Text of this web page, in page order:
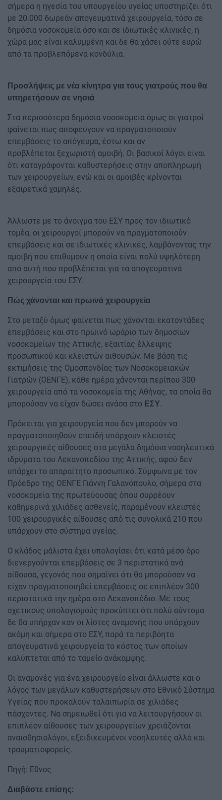
σήμερα η ηγεσία του υπουργείου υγείας υποστηρίζει ότι
με 20.000 δωρεάν απογευματινά χειρουργεία, τόσο σε
δημόσια νοσοκομεία όσο και σε ιδιωτικές κλινικές, η
χώρα μας είναι καλυμμένη και δε θα χάσει ούτε ευρώ
από τα προβλεπόμενα κονδύλια.
Προσλήψεις με νέα κίνητρα για τους γιατρούς που θα
υπηρετήσουν σε νησιά
Στα περισσότερα δημόσια νοσοκομεία όμως οι γιατροί
φαίνεται πως αποφεύγουν να πραγματοποιούν
επεμβάσεις το απόγευμα, έστω και αν
προβλέπεται ξεχωριστή αμοιβή. Οι βασικοί λόγοι είναι
ότι καταγράφονται καθυστερήσεις στην αποπληρωμή
των χειρουργείων, ενώ και οι αμοιβές κρίνονται
εξαιρετικά χαμηλές.
Άλλωστε με το άνοιγμα του ΕΣΥ προς τον ιδιωτικό
τομέα, οι χειρουργοί μπορούν να πραγματοποιούν
επεμβάσεις και σε ιδιωτικές κλινικές, λαμβάνοντας την
αμοιβή που επιθυμούν η οποία είναι πολύ υψηλότερη
από αυτή που προβλέπεται για τα απογευματινά
χειρουργεία του ΕΣΥ.
Πώς χάνονται και πρωινά χειρουργεία
Στο μεταξύ όμως φαίνεται πως χάνονται εκατοντάδες
επεμβάσεις και στο πρωινό ωράριο των δημοσίων
νοσοκομείων της Αττικής, εξαιτίας έλλειψης
προσωπικού και κλειστών αιθουσών. Με βάση τις
εκτιμήσεις της Ομοσπονδίας των Νοσοκομειακών
Γιατρών (ΟΕΝΓΕ), κάθε ημέρα χάνονται περίπου 300
χειρουργεία από τα νοσοκομεία της Αθήνας, τα οποία θα
μπορούσαν να είχαν δώσει ανάσα στο ΕΣΥ.
Πρόκειται για χειρουργεία που δεν μπορούν να
πραγματοποιηθούν επειδή υπάρχουν κλειστές
χειρουργικές αίθουσες στα μεγάλα δημόσια νοσηλευτικά
ιδρύματα του Λεκανοπεδίου της Αττικής, αφού δεν
υπάρχει το απαραίτητο προσωπικό. Σύμφωνα με τον
Πρόεδρο της ΟΕΝΓΕ Γιάννη Γαλανόπουλο, σήμερα στα
νοσοκομεία της πρωτεύουσας όπου συρρέουν
καθημερινά χιλιάδες ασθενείς, παραμένουν κλειστές
100 χειρουργικές αίθουσες από τις συνολικά 210 που
υπάρχουν στο σύστημα υγείας.
Ο κλάδος μάλιστα έχει υπολογίσει ότι κατά μέσο όρο
διενεργούνται επεμβάσεις σε 3 περιστατικά ανά
αίθουσα, γεγονός που σημαίνει ότι θα μπορούσαν να
είχαν πραγματοποιηθεί επεμβάσεις σε επιπλέον 300
περιστατικά την ημέρα στο Λεκανοπέδιο. Με τους
σχετικούς υπολογισμούς προκύπτει ότι πολύ σύντομα
δε θα υπήρχαν καν οι λίστες αναμονής που υπάρχουν
ακόμη και σήμερα στο ΕΣΥ, παρά τα περιβόητα
απογευματινά χειρουργεία το κόστος των οποίων
καλύπτεται από το ταμείο ανάκαμψης.
Οι αναμονές για ένα χειρουργείο είναι άλλωστε και ο
λόγος των μεγάλων καθυστερήσεων στο Εθνικό Σύστημα
Υγείας που προκαλούν ταλαιπωρία σε χιλιάδες
πάσχοντες. Να σημειωθεί ότι για να λειτουργήσουν οι
επιπλέον αίθουσες των χειρουργείων χρειάζονται
αναισθησιολόγοι, εξειδικευμένοι νοσηλευτές αλλά και
τραυματιοφορείς.
Πηγή: Εθνος
Διαβάστε επίσης: